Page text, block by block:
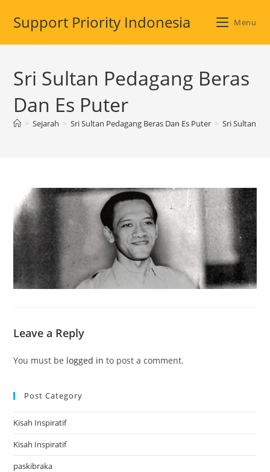
Support Priority Indonesia Menu
Sri Sultan Pedagang Beras
Dan Es Puter
> Sejarah > Sri Sultan Pedagang Beras Dan Es Puter > Sri Sultan
Leave a Reply
You must be logged in to post a comment.
Post Category
Kisah Inspiratif
Kisah Inspiratif
paskibraka